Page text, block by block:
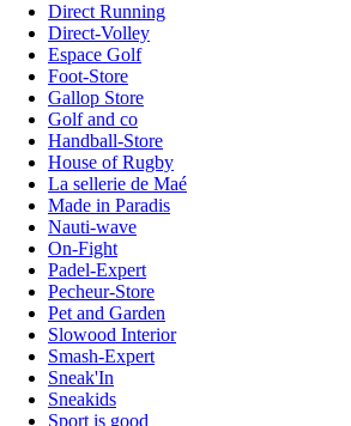
Direct Running
Direct-Volley
Espace Golf
Foot-Store
Gallop Store
Golf and co
Handball-Store
House of Rugby
La sellerie de Maé
Made in Paradis
Nauti-wave
On-Fight
Padel-Expert
Pecheur-Store
Pet and Garden
Slowood Interior
Smash-Expert
Sneak'In
Sneakids
Sport is good